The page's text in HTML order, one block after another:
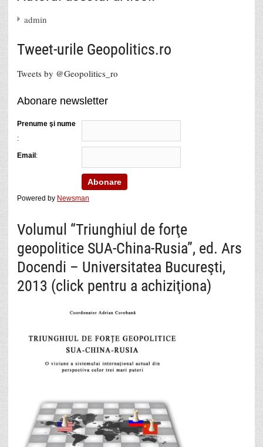
admin
Tweet-urile Geopolitics.ro
Tweets by @Geopolitics_ro
Abonare newsletter
Prenume şi nume
:
Email:
Powered by Newsman
Volumul “Triunghiul de forţe
geopolitice SUA-China-Rusia”, ed. Ars
Docendi – Universitatea Bucureşti,
2013 (click pentru a achiziţiona)